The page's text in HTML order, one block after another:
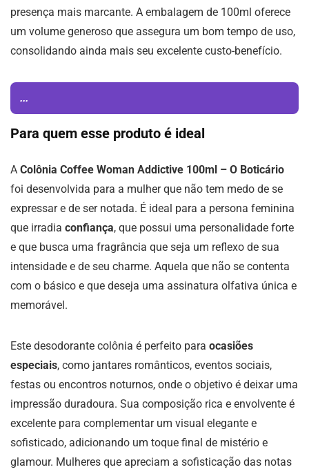
presença mais marcante. A embalagem de 100ml oferece
um volume generoso que assegura um bom tempo de uso,
consolidando ainda mais seu excelente custo-benefício.
...
Para quem esse produto é ideal
A Colônia Coffee Woman Addictive 100ml – O Boticário
foi desenvolvida para a mulher que não tem medo de se
expressar e de ser notada. É ideal para a persona feminina
que irradia confiança, que possui uma personalidade forte
e que busca uma fragrância que seja um reflexo de sua
intensidade e de seu charme. Aquela que não se contenta
com o básico e que deseja uma assinatura olfativa única e
memorável.
Este desodorante colônia é perfeito para ocasiões
especiais, como jantares românticos, eventos sociais,
festas ou encontros noturnos, onde o objetivo é deixar uma
impressão duradoura. Sua composição rica e envolvente é
excelente para complementar um visual elegante e
sofisticado, adicionando um toque final de mistério e
glamour. Mulheres que apreciam a sofisticação das notas